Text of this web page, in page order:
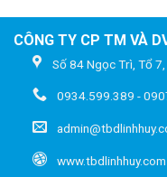
CÔNG TY CP TM VÀ
Số 84 Ngọc Trì, Tổ 7,
0934.599.389 -
www.tbdlinhhuy.com